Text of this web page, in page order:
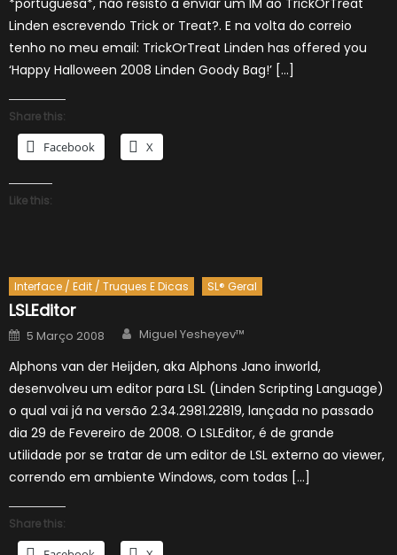
Linden escrevendo Trick or Treat?. E na volta do correio
tenho no meu email: TrickOrTreat Linden has offered you
‘Happy Halloween 2008 Linden Goody Bag!’ […]
Share this:
Facebook X
Like this:
Interface / Edit / Truques E Dicas SL® Geral
LSLEditor
Posted
on
5 Março 2008 Author
Miguel Yesheyev™
Alphons van der Heijden, aka Alphons Jano inworld,
desenvolveu um editor para LSL (Linden Scripting Language)
o qual vai já na versão 2.34.2981.22819, lançada no passado
dia 29 de Fevereiro de 2008. O LSLEditor, é de grande
utilidade por se tratar de um editor de LSL externo ao viewer,
correndo em ambiente Windows, com todas […]
Share this: